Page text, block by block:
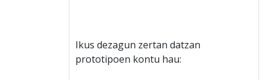
Ikus dezagun zertan datzan
prototipoen kontu hau: